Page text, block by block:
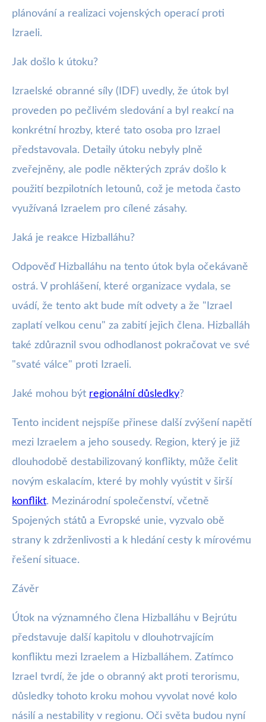
plánování a realizaci vojenských operací proti
Izraeli.
Jak došlo k útoku?
Izraelské obranné síly (IDF) uvedly, že útok byl
proveden po pečlivém sledování a byl reakcí na
konkrétní hrozby, které tato osoba pro Izrael
představovala. Detaily útoku nebyly plně
zveřejněny, ale podle některých zpráv došlo k
použití bezpilotních letounů, což je metoda často
využívaná Izraelem pro cílené zásahy.
Jaká je reakce Hizballáhu?
Odpověď Hizballáhu na tento útok byla očekávaně
ostrá. V prohlášení, které organizace vydala, se
uvádí, že tento akt bude mít odvety a že "Izrael
zaplatí velkou cenu" za zabití jejich člena. Hizballáh
také zdůraznil svou odhodlanost pokračovat ve své
"svaté válce" proti Izraeli.
Jaké mohou být regionální důsledky?
Tento incident nejspíše přinese další zvýšení napětí
mezi Izraelem a jeho sousedy. Region, který je již
dlouhodobě destabilizovaný konflikty, může čelit
novým eskalacím, které by mohly vyústit v širší
konflikt. Mezinárodní společenství, včetně
Spojených států a Evropské unie, vyzvalo obě
strany k zdrženlivosti a k hledání cesty k mírovému
řešení situace.
Závěr
Útok na významného člena Hizballáhu v Bejrútu
představuje další kapitolu v dlouhotrvajícím
konfliktu mezi Izraelem a Hizballáhem. Zatímco
Izrael tvrdí, že jde o obranný akt proti terorismu,
důsledky tohoto kroku mohou vyvolat nové kolo
násilí a nestability v regionu. Oči světa budou nyní